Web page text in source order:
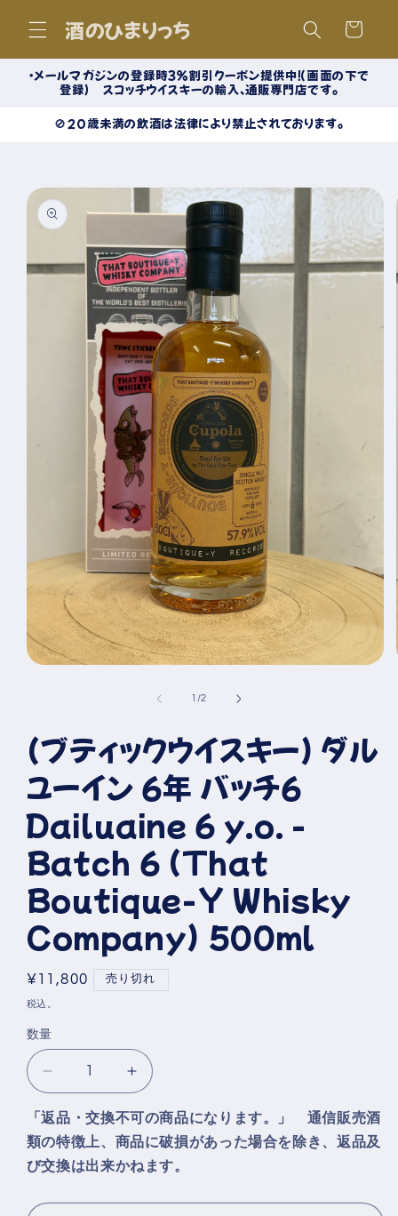
ンツに
進む
酒のひまりっち
ー
・メールマガジンの登録時３％割引クーポン提供中！（画面の下で
登録） スコッチウイスキーの輸入、通販専門店です。
🚫20歳未満の飲酒は法律により禁止されております。
商品情
報にス
キップ
で
メ
デ
ィ
ア
(1)
を
く
1 /の
2
(ブティックウイスキー) ダル
ユーイン 6年 バッチ6
Dailuaine 6 y.o. -
Batch 6 (That
Boutique-Y Whisky
Company) 500ml
通
常
格
¥11,800 売り切れ
税込。
数量
ィ
ッ
ク
(ブ
ィ
ッ
ク
「返品・交換不可の商品になります。」 通信販売酒
類の特徴上、商品に破損があった場合を除き、返品及
び交換は出来かねます。